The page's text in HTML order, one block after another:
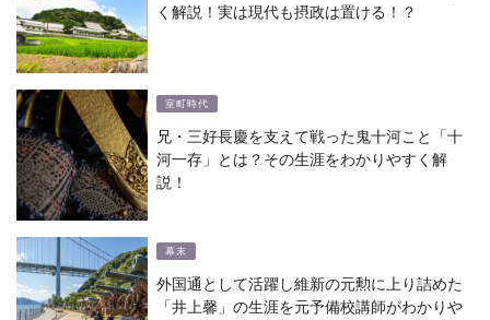
く解説！実は現代も摂政は置ける！？
室町時代
兄・三好長慶を支えて戦った鬼十河こと「十
河一存」とは？その生涯をわかりやすく解
説！
幕末
外国通として活躍し維新の元勲に上り詰めた
「井上馨」の生涯を元予備校講師がわかりや